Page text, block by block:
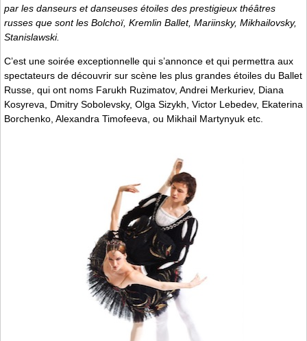
par les danseurs et danseuses étoiles des prestigieux théâtres
russes que sont les Bolchoï, Kremlin Ballet, Mariinsky, Mikhailovsky,
Stanislawski.
C’est une soirée exceptionnelle qui s’annonce et qui permettra aux
spectateurs de découvrir sur scène les plus grandes étoiles du Ballet
Russe, qui ont noms Farukh Ruzimatov, Andrei Merkuriev, Diana
Kosyreva, Dmitry Sobolevsky, Olga Sizykh, Victor Lebedev, Ekaterina
Borchenko, Alexandra Timofeeva, ou Mikhail Martynyuk etc.